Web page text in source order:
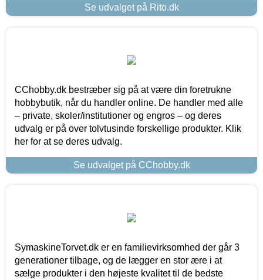
Se udvalget på Rito.dk
CChobby.dk bestræber sig på at være din foretrukne
hobbybutik, når du handler online. De handler med alle
– private, skoler/institutioner og engros – og deres
udvalg er på over tolvtusinde forskellige produkter. Klik
her for at se deres udvalg.
Se udvalget på CChobby.dk
SymaskineTorvet.dk er en familievirksomhed der går 3
generationer tilbage, og de lægger en stor ære i at
sælge produkter i den højeste kvalitet til de bedste